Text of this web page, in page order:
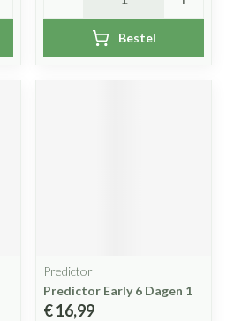
Bestel
Predictor
Predictor Early 6 Dagen 1
€ 16,99